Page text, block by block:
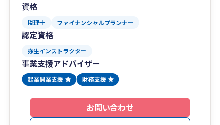
資格
税理士 ファイナンシャルプランナー
認定資格
弥生インストラクター
事業支援アドバイザー
お問い合わせ